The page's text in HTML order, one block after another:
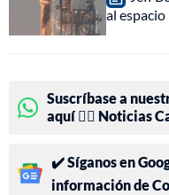
al espacio
Suscríbase a
aquí 👉🏻 Noticias
✔️ Síganos en
información de